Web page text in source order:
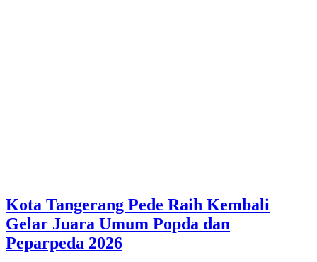
Kota Tangerang Pede Raih Kembali
Gelar Juara Umum Popda dan
Peparpeda 2026